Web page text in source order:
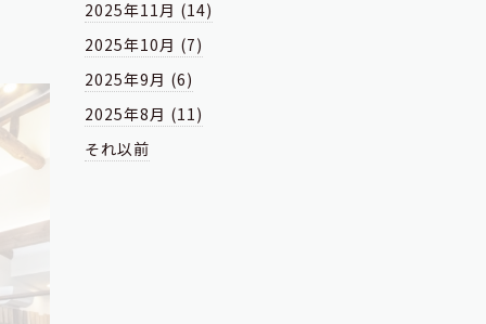
2025年11月 (14)
2025年10月 (7)
2025年9月 (6)
2025年8月 (11)
それ以前